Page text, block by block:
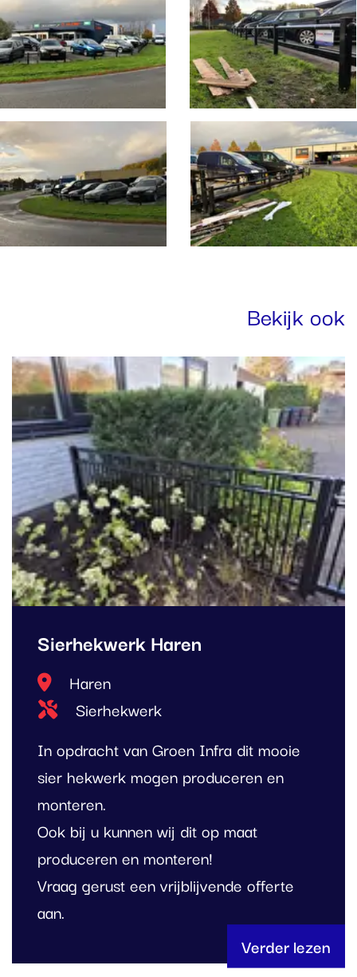
Bekijk ook
Sierhekwerk Haren
Locatie
Haren
Type project
Sierhekwerk
In opdracht van Groen Infra dit mooie
sier hekwerk mogen produceren en
monteren.
Ook bij u kunnen wij dit op maat
produceren en monteren!
Vraag gerust een vrijblijvende offerte
aan.
Verder lezen